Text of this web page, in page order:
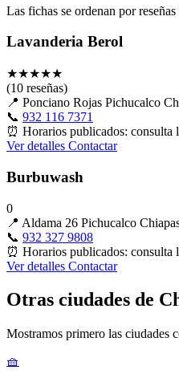
Las fichas se ordenan por
Lavanderia Berol
★★★★★
(10 reseñas)
📍 Ponciano Rojas Pichucalco
📞 932 116 7371
⏰ Horarios publicados: consulta
Ver detalles Contactar
Burbuwash
0
📍 Aldama 26 Pichucalco
📞 932 327 9808
⏰ Horarios publicados: consulta
Ver detalles Contactar
Otras ciudades de
Mostramos primero las ciudades
🧺